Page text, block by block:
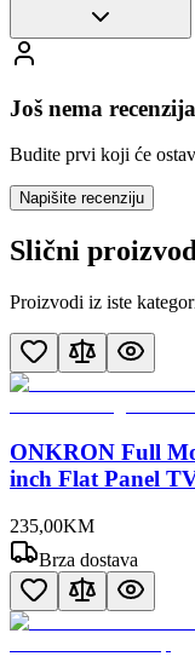
Još nema recenzija
Budite prvi koji će
Napišite recenziju
Slični
Proizvodi iz iste
ONKRON Full
inch Flat Panel
235,00KM
Brza dostava